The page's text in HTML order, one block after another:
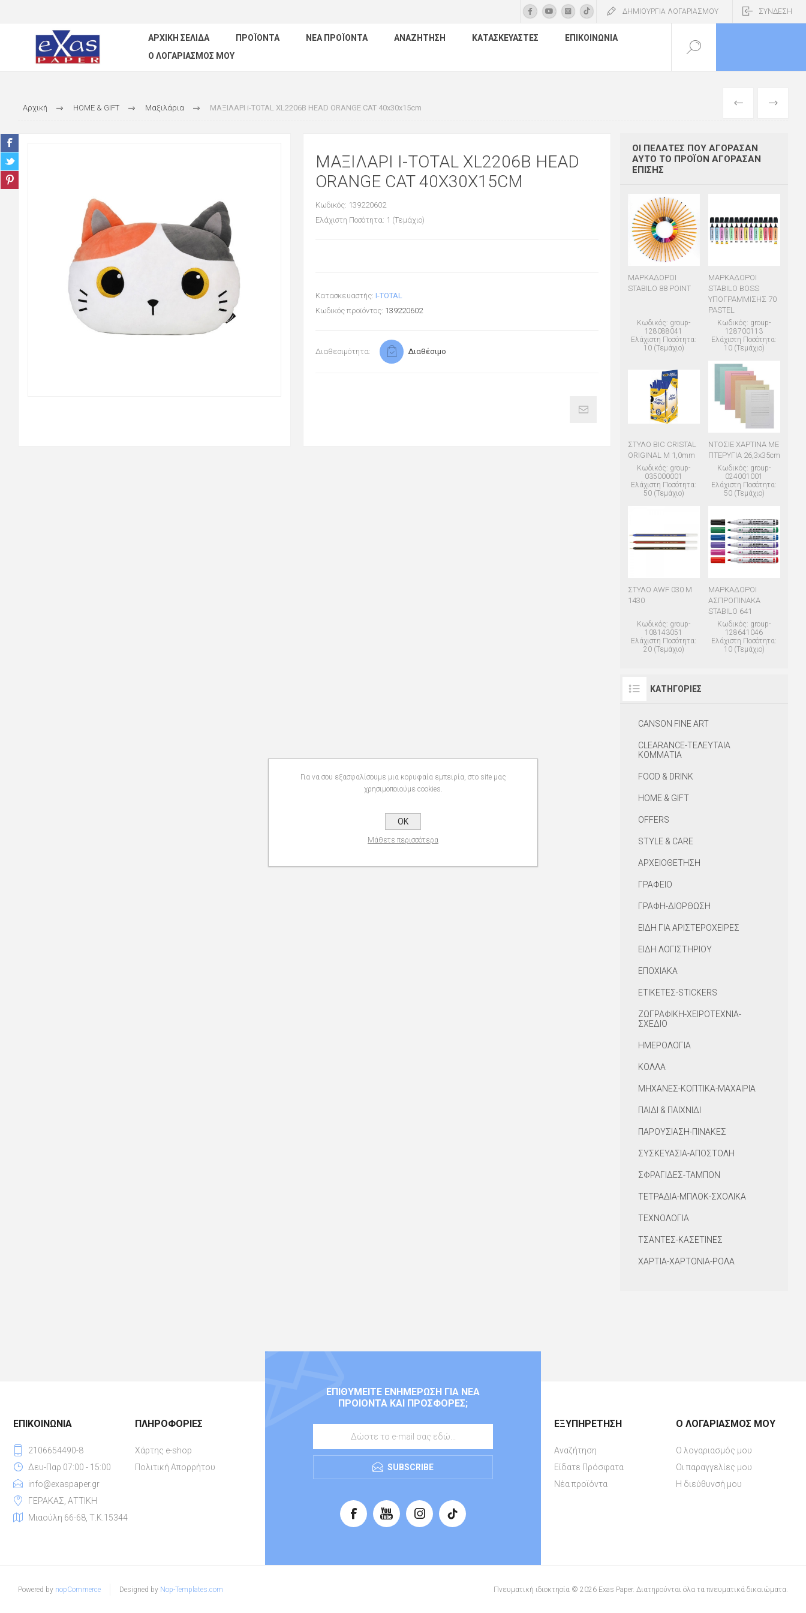
ΔΗΜΙΟΥΡΓΙΑ ΛΟΓΑΡΙΑΣΜΟΥ ΣΥΝΔΕΣΗ
ΑΡΧΙΚΉ ΣΕΛΊΔΑ ΠΡΟΪΌΝΤΑ ΝΈΑ ΠΡΟΪΌΝΤΑ ΑΝΑΖΉΤΗΣΗ ΚΑΤΑΣΚΕΥΑΣΤΈΣ
ΕΠΙΚΟΙΝΩΝΊΑ
Ο ΛΟΓΑΡΙΑΣΜΌΣ ΜΟΥ
Αρχική HOME & GIFT Μαξιλάρια ΜΑΞΙΛΑΡΙ i-TOTAL XL2206B HEAD ORANGE CAT 40x30x15cm ΕΠΌΜΕΝΟ
ΜΑΞΙΛΑΡΙ I-TOTAL XL2206B HEAD
ORANGE CAT 40X30X15CM
Κωδικός: 139220602
Ελάχιστη Ποσότητα: 1 (Τεμάχιο)
Κατασκευαστής: I-TOTAL
Κωδικός προϊόντος: 139220602
Διαθεσιμότητα: Διαθέσιμο
ΟΙ ΠΕΛΆΤΕΣ ΠΟΥ ΑΓΌΡΑΣΑΝ
ΑΥΤΌ ΤΟ ΠΡΟΪΌΝ ΑΓΌΡΑΣΑΝ
ΕΠΊΣΗΣ
ΜΑΡΚΑΔΟΡΟΙ
STABILO 88 POINT
Κωδικός: group-
128088041
Ελάχιστη Ποσότητα:
10 (Τεμάχιο)
ΜΑΡΚΑΔΟΡΟΙ
STABILO BOSS
ΥΠΟΓΡΑΜΜΙΣΗΣ 70
PASTEL
Κωδικός: group-
128700113
Ελάχιστη Ποσότητα:
10 (Τεμάχιο)
ΣΤΥΛΟ BIC CRISTAL
ORIGINAL M 1,0mm
Κωδικός: group-
035000001
Ελάχιστη Ποσότητα:
50 (Τεμάχιο)
ΝΤΟΣΙΕ ΧΑΡΤΙΝΑ ΜΕ
ΠΤΕΡΥΓΙΑ 26,3x35cm
Κωδικός: group-
024001001
Ελάχιστη Ποσότητα:
50 (Τεμάχιο)
ΣΤΥΛΟ AWF 030 M
1430
Κωδικός: group-
108143051
Ελάχιστη Ποσότητα:
20 (Τεμάχιο)
ΜΑΡΚΑΔΟΡΟΙ
ΑΣΠΡΟΠΙΝΑΚΑ
STABILO 641
Κωδικός: group-
128641046
Ελάχιστη Ποσότητα:
10 (Τεμάχιο)
ΚΑΤΗΓΟΡΊΕΣ
CANSON FINE ART
CLEARANCE-ΤΕΛΕΥΤΑΙΑ
ΚΟΜΜΑΤΙΑ
FOOD & DRINK
HOME & GIFT
OFFERS
STYLE & CARE
ΑΡΧΕΙΟΘΕΤΗΣΗ
ΓΡΑΦΕΙΟ
ΓΡΑΦΗ-ΔΙΟΡΘΩΣΗ
ΕΙΔΗ ΓΙΑ ΑΡΙΣΤΕΡΟΧΕΙΡΕΣ
ΕΙΔΗ ΛΟΓΙΣΤΗΡΙΟΥ
ΕΠΟΧΙΑΚΑ
ΕΤΙΚΕΤΕΣ-STICKERS
ΖΩΓΡΑΦΙΚΗ-ΧΕΙΡΟΤΕΧΝΙΑ-
ΣΧΕΔΙΟ
ΗΜΕΡΟΛΟΓΙΑ
ΚΟΛΛΑ
ΜΗΧΑΝΕΣ-ΚΟΠΤΙΚΑ-ΜΑΧΑΙΡΙΑ
ΠΑΙΔΙ & ΠΑΙΧΝΙΔΙ
ΠΑΡΟΥΣΙΑΣΗ-ΠΙΝΑΚΕΣ
ΣΥΣΚΕΥΑΣΙΑ-ΑΠΟΣΤΟΛΗ
ΣΦΡΑΓΙΔΕΣ-ΤΑΜΠΟΝ
ΤΕΤΡΑΔΙΑ-ΜΠΛΟΚ-ΣΧΟΛΙΚΑ
ΤΕΧΝΟΛΟΓΙΑ
ΤΣΑΝΤΕΣ-ΚΑΣΕΤΙΝΕΣ
ΧΑΡΤΙΑ-ΧΑΡΤΟΝΙΑ-ΡΟΛΑ
ΕΠΙΘΥΜΕΊΤΕ ΕΝΗΜΈΡΩΣΗ ΓΙΑ ΝΈΑ
ΠΡΟΙΌΝΤΑ ΚΑΙ ΠΡΟΣΦΟΡΈΣ;
SUBSCRIBE
ΕΠΙΚΟΙΝΩΝΊΑ
2106654490-8
Δευ-Παρ 07:00 - 15:00
info@exaspaper.gr
ΓΕΡΑΚΑΣ, ΑΤΤΙΚΗ
Μιαούλη 66-68, Τ.Κ.15344
ΠΛΗΡΟΦΟΡΊΕΣ
Χάρτης e-shop
Πολιτική Απορρήτου
ΕΞΥΠΗΡΈΤΗΣΗ
Αναζήτηση
Είδατε Πρόσφατα
Νέα προϊόντα
Ο ΛΟΓΑΡΙΑΣΜΌΣ ΜΟΥ
Ο λογαριασμός μου
Οι παραγγελίες μου
Η διεύθυνσή μου
Powered by nopCommerce Designed by Nop-Templates.com Πνευματική ιδιοκτησία © 2026 Exas Paper. Διατηρούνται όλα τα πνευματικά δικαιώματα.
Για να σου εξασφαλίσουμε μια κορυφαία εμπειρία, στο site μας
χρησιμοποιούμε cookies.
OK
Μάθετε περισσότερα